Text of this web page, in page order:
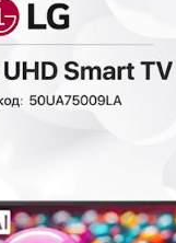
буйдан 3010320
Буйдан